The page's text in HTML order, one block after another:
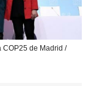
COP25 de Madrid /